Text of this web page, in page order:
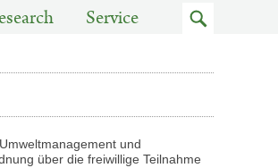
Service
Zum
und
über die freiwillige Teilnahme